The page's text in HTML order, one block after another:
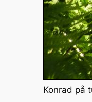
Konrad på